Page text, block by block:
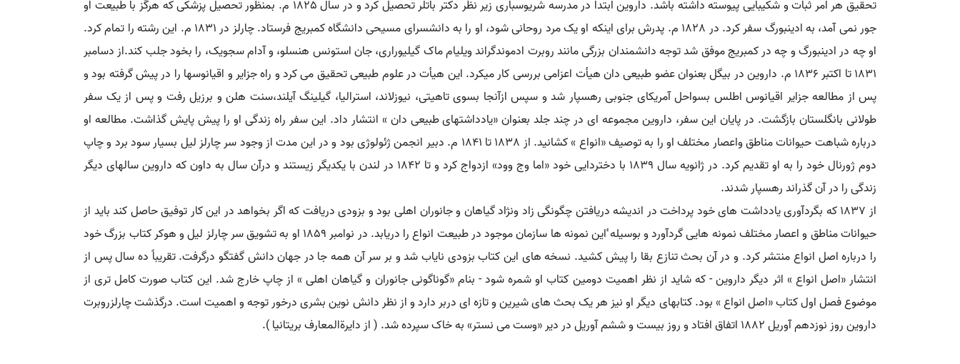
تحقیق هر امر ثبات و شکیبایی پیوسته داشته باشد. داروین ابتدا در مدرسه شریوسباری زیر نظر دکتر باتلر تحصیل کرد و در سال 1825 م. بمنظور تحصیل پزشکی که هرگز با طبیعت او
جور نمی آمد، به ادینبورگ سفر کرد. در 1828 م. پدرش برای اینکه او یک مرد روحانی شود، او را به دانشسرای مسیحی دانشگاه کمبریج فرستاد. چارلز در 1831 م. این رشته را تمام کرد.
او چه در ادینبورگ و چه در کمبریج موفق شد توجه دانشمندان بزرگی مانند روبرت ادموندگراند ویلیام ماک گیلیوراری، جان استونس هنسلو، و آدام سجویک، را بخود جلب کند.از دسامبر
1831 تا اکتبر 1836 م. داروین در بیگل بعنوان عضو طبیعی دان هیأت اعزامی بررسی کار میکرد. این هیأت در علوم طبیعی تحقیق می کرد و راه جزایر و اقیانوسها را در پیش گرفته بود و
پس از مطالعه جزایر اقیانوس اطلس بسواحل آمریکای جنوبی رهسپار شد و سپس ازآنجا بسوی تاهیتی، نیوزلاند، استرالیا، گیلینگ آیلند،سنت هلن و برزیل رفت و پس از یک سفر
طولانی بانگلستان بازگشت. در پایان این سفر، داروین مجموعه ای در چند جلد بعنوان «یادداشتهای طبیعی دان » انتشار داد. این سفر راه زندگی او را پیش پایش گذاشت. مطالعه او
درباره شباهت حیوانات مناطق واعصار مختلف او را به توصیف «انواع » کشانید. از 1838 تا 1841 م. دبیر انجمن ژئولوژی بود و در این مدت از وجود سر چارلز لیل بسیار سود برد و چاپ
دوم ژورنال خود را به او تقدیم کرد. در ژانویه سال 1839 با دختردایی خود «اما وج وود» ازدواج کرد و تا 1842 در لندن با یکدیگر زیستند و درآن سال به داون که داروین سالهای دیگر
زندگی را در آن گذراند رهسپار شدند.
از 1837 که بگردآوری یادداشت های خود پرداخت در اندیشه دریافتن چگونگی زاد ونژاد گیاهان و جانوران اهلی بود و بزودی دریافت که اگر بخواهد در این کار توفیق حاصل کند باید از
حیوانات مناطق و اعصار مختلف نمونه هایی گردآورد و بوسیله ٔاین نمونه ها سازمان موجود در طبیعت انواع را دریابد. در نوامبر 1859 او به تشویق سر چارلز لیل و هوکر کتاب بزرگ خود
را درباره اصل انواع منتشر کرد. و در آن بحث تنازع بقا را پیش کشید. نسخه های این کتاب بزودی نایاب شد و بر سر آن همه جا در جهان دانش گفتگو درگرفت. تقریباً ده سال پس از
انتشار «اصل انواع » اثر دیگر داروین - که شاید از نظر اهمیت دومین کتاب او شمره شود - بنام «گوناگونی جانوران و گیاهان اهلی » از چاپ خارج شد. این کتاب صورت کامل تری از
موضوع فصل اول کتاب «اصل انواع » بود. کتابهای دیگر او نیز هر یک بحث های شیرین و تازه ای دربر دارد و از نظر دانش نوین بشری درخور توجه و اهمیت است. درگذشت چارلزروبرت
داروین روز نوزدهم آوریل 1882 اتفاق افتاد و روز بیست و ششم آوریل در دیر «وست می نستر» به خاک سپرده شد. ( از دایرةالمعارف بریتانیا ).